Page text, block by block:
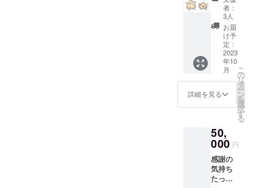
してく
ださ
い） お
祭りで
使える
商品券
500円分
*配送の
必要の
ない方
ご連絡
くださ
い。 *配
送以外
の受け
取りは
礼メー
ル 運
ちょこ
祭り特
製タオ
ル 支援
者の方
の張り
出し
（金
額・お
名前が
掲載し
ます。※
備考欄
に掲載
したい
お名前
者：
3人
お届
け予
定：
2023
年10
月
詳細を見る
こ
の
リ
タ
ー
ン
を
選
択
す
る
50,
000 円
感謝の
気持ち
たっぷ